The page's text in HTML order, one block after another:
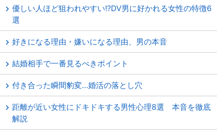
優しい人ほど狙われやすい!?DV男に好かれる女性の特徴6
選
好きになる理由・嫌いになる理由、男の本音
結婚相手で一番見るべきポイント
付き合った瞬間豹変…婚活の落とし穴
距離が近い女性にドキドキする男性心理8選 本音を徹底
解説